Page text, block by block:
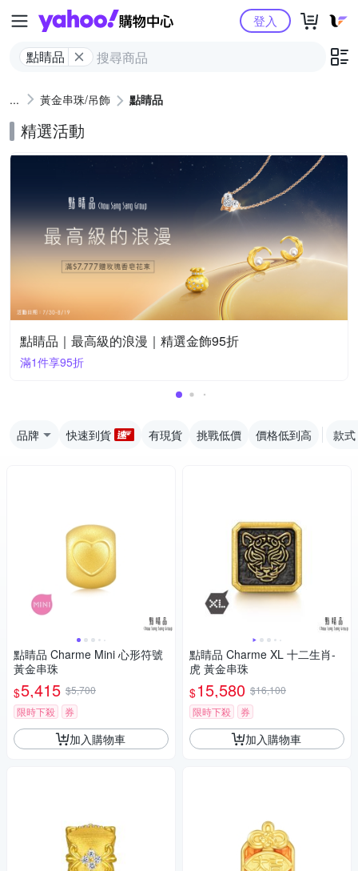
Yahoo購物中心
點睛品
登入
黃金串珠/吊飾 點睛品
精選活動
點睛品｜最高級的浪漫｜精選金飾95折
滿1件享95折
品牌 快速到貨 有現貨 挑戰低價 價格低到高 款式
點睛品 Charme Mini 心形符號
黃金串珠
$5,415 $5,700
限時下殺
券
加入購物車
點睛品 Charme XL 十二生肖-
虎 黃金串珠
$15,580 $16,100
限時下殺
券
加入購物車